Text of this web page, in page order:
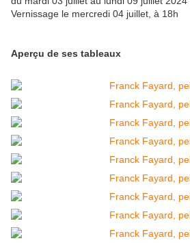
Vernissage le mercredi 04 juillet, à 18h
Aperçu de ses tableaux